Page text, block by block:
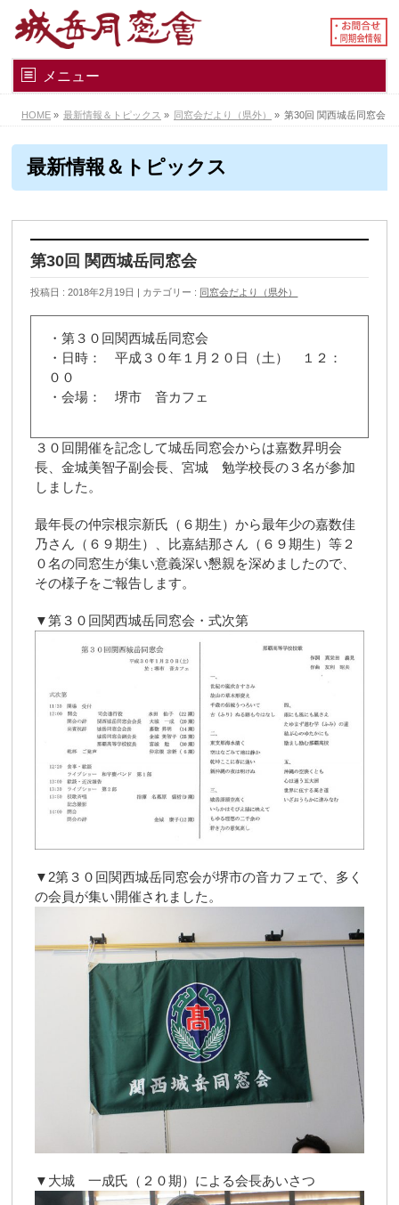
メニュー
HOME » 最新情報＆トピックス » 同窓会だより（県外） » 第30回 関西城岳同窓会
最新情報＆トピックス
第30回 関西城岳同窓会
投稿日 : 2018年2月19日 カテゴリー : 同窓会だより（県外）
・第３０回関西城岳同窓会
・日時： 平成３０年１月２０日（土） １２：
００
・会場： 堺市 音カフェ
３０回開催を記念して城岳同窓会からは嘉数昇明会
長、金城美智子副会長、宮城 勉学校長の３名が参加
しました。
最年長の仲宗根宗新氏（６期生）から最年少の嘉数佳
乃さん（６９期生）、比嘉結那さん（６９期生）等２
０名の同窓生が集い意義深い懇親を深めましたので、
その様子をご報告します。
▼第３０回関西城岳同窓会・式次第
▼2第３０回関西城岳同窓会が堺市の音カフェで、多く
の会員が集い開催されました。
▼大城 一成氏（２０期）による会長あいさつ